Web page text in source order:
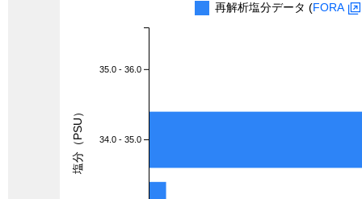
再解析塩分データ (FORA
35.0 - 36.0
34.0 - 35.0
塩分（PSU）